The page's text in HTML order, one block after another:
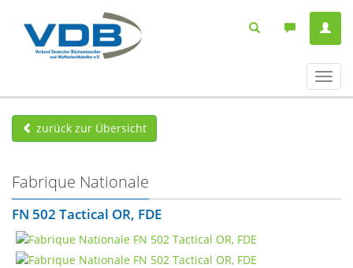
ein-/
zurück zur Übersicht
Fabrique Nationale
FN 502 Tactical OR, FDE